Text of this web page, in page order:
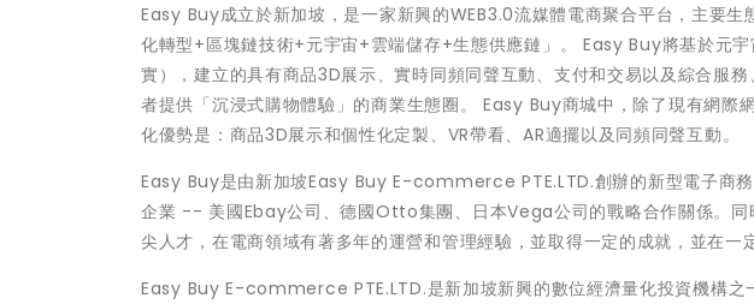
Easy Buy成立於新加坡，是一家新興的WEB3.0流媒體電商聚合平台，主要生
化轉型+區塊鏈技術+元宇宙+雲端儲存+生態供應鏈 」 。 Easy Buy將基於元
實），建立的具有商品3D展示、實時同頻同聲互動、支付和交易以及綜合服
者提供 「沉浸式購物體驗 」 的商業生態圈。 Easy Buy商城中，除了現有網際
化優勢是：商品3D展示和個性化定製、VR帶看、AR適擺以及同頻同聲互動。
Easy Buy是由新加坡Easy Buy E-commerce PTE.LTD.創辦的新型電子商
企業 -- 美國Ebay公司、德國Otto集團、日本Vega公司的戰略合作關係。同
尖人才，在電商領域有著多年的運營和管理經驗，並取得一定的成就，並在一
Easy Buy E-commerce PTE.LTD.是新加坡新興的數位經濟量化投資機構之